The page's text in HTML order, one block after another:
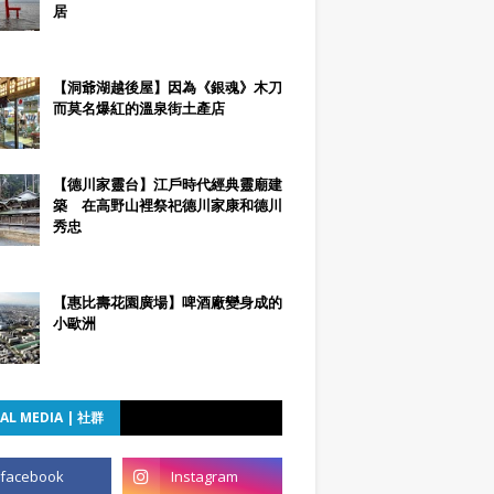
居
【洞爺湖越後屋】因為《銀魂》木刀
而莫名爆紅的溫泉街土產店
【德川家靈台】江戶時代經典靈廟建
築 在高野山裡祭祀德川家康和德川
秀忠
【惠比壽花園廣場】啤酒廠變身成的
小歐洲
MEDIA | 社群